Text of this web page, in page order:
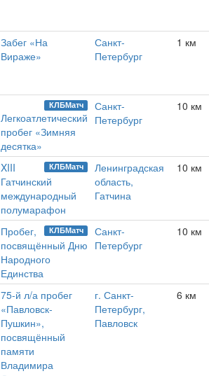
Забег «На
Вираже»
Санкт-
Петербург
1 км
КЛБМатч
Легкоатлетический
пробег «Зимняя
десятка»
Санкт-
Петербург
10 км
КЛБМатч
XIII
Гатчинский
международный
полумарафон
Ленинградская
область,
Гатчина
10 км
КЛБМатч
Пробег,
посвящённый Дню
Народного
Единства
Санкт-
Петербург
10 км
75-й л/а пробег
«Павловск-
Пушкин»,
посвящённый
памяти
Владимира
г. Санкт-
Петербург,
Павловск
6 км